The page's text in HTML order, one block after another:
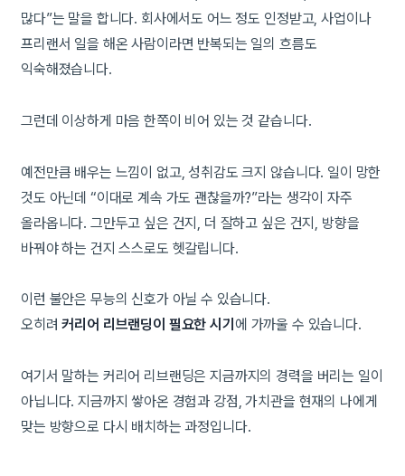
많다”는 말을 합니다. 회사에서도 어느 정도 인정받고, 사업이나
프리랜서 일을 해온 사람이라면 반복되는 일의 흐름도
익숙해졌습니다.
그런데 이상하게 마음 한쪽이 비어 있는 것 같습니다.
예전만큼 배우는 느낌이 없고, 성취감도 크지 않습니다. 일이 망한
것도 아닌데 “이대로 계속 가도 괜찮을까?”라는 생각이 자주
올라옵니다. 그만두고 싶은 건지, 더 잘하고 싶은 건지, 방향을
바꿔야 하는 건지 스스로도 헷갈립니다.
이런 불안은 무능의 신호가 아닐 수 있습니다.
오히려커리어 리브랜딩이 필요한 시기 에 가까울 수 있습니다.
여기서 말하는 커리어 리브랜딩은 지금까지의 경력을 버리는 일이
아닙니다. 지금까지 쌓아온 경험과 강점, 가치관을 현재의 나에게
맞는 방향으로 다시 배치하는 과정입니다.